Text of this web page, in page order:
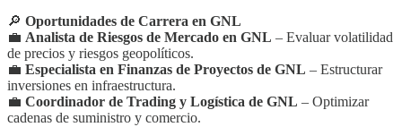
🔎 Oportunidades de Carrera en GNL
💼 Analista de Riesgos de Mercado en GNL – Evaluar volatilidad
de precios y riesgos geopolíticos.
💼 Especialista en Finanzas de Proyectos de GNL – Estructurar
inversiones en infraestructura.
💼 Coordinador de Trading y Logística de GNL – Optimizar
cadenas de suministro y comercio.